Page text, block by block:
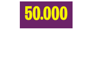
50.000